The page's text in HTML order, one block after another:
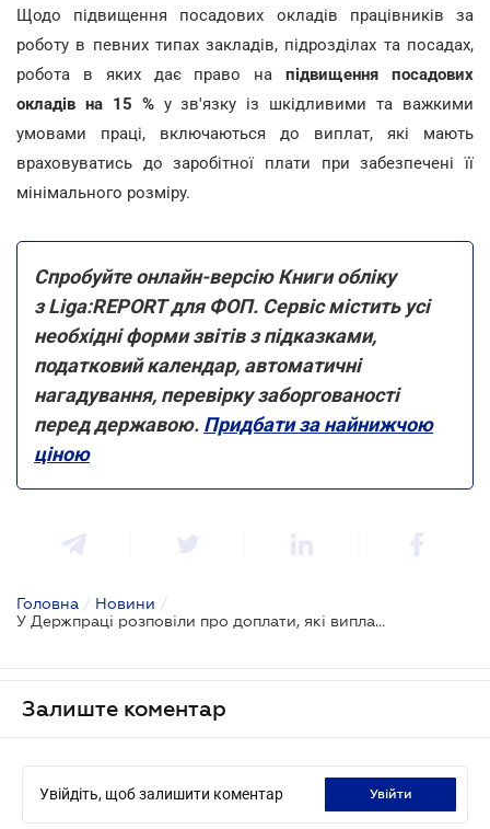
Щодо підвищення посадових окладів працівників за
роботу в певних типах закладів, підрозділах та посадах,
робота в яких дає право напідвищення посадових
окладів на 15 %у зв'язку із шкідливими та важкими
умовами праці, включаються до виплат, які мають
враховуватись до заробітної плати при забезпечені її
мінімального розміру.
Спробуйте онлайн-версію Книги обліку
з Liga:REPORT для ФОП. Сервіс містить усі
необхідні форми звітів з підказками,
податковий календар, автоматичні
нагадування, перевірку заборгованості
перед державою. Придбати за найнижчою
ціною
Головна / Новини /
У Держпраці розповіли про доплати, які виплачуються понад розмір мінімальної зарплати
Залиште коментар
Увійдіть, щоб залишити коментар увійти